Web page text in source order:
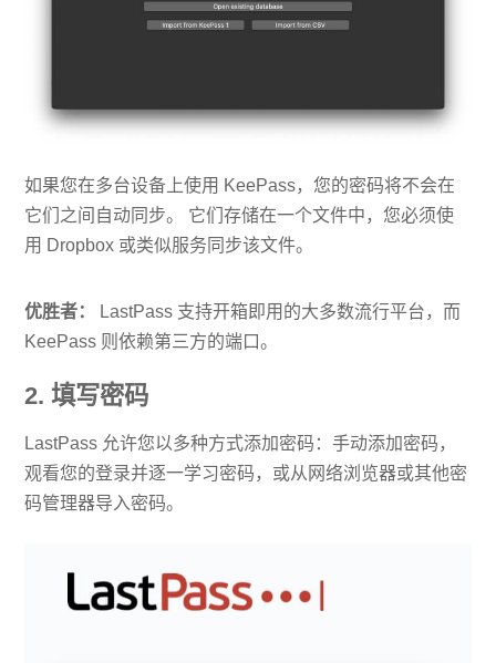
如果您在多台设备上使用 KeePass，您的密码将不会在
它们之间自动同步。 它们存储在一个文件中，您必须使
用 Dropbox 或类似服务同步该文件。
优胜者：
LastPass 支持开箱即用的大多数流行平台，而
KeePass 则依赖第三方的端口。
2. 填写密码
LastPass 允许您以多种方式添加密码：手动添加密码，
观看您的登录并逐一学习密码，或从网络浏览器或其他密
码管理器导入密码。